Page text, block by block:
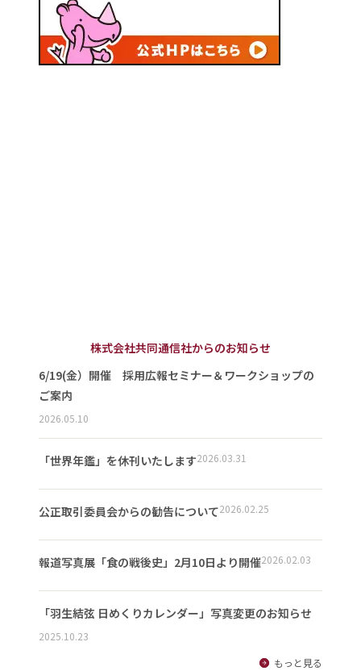
株式会社共同通信社からのお知らせ
6/19(金）開催 採用広報セミナー＆ワークショップの
ご案内
2026.05.10
「世界年鑑」を休刊いたします2026.03.31
公正取引委員会からの勧告について2026.02.25
報道写真展「食の戦後史」2月10日より開催2026.02.03
「羽生結弦 日めくりカレンダー」写真変更のお知らせ
2025.10.23
もっと見る